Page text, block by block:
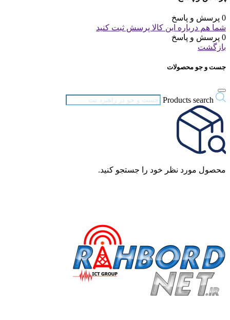
0 پرسش و پاسخ
شما هم درباره این کالا پرسش ثبت کنید
0 پرسش و پاسخ
بازگشت
جست و جو محصولات
Products search
محصول مورد نظر خود را جستجو کنید.